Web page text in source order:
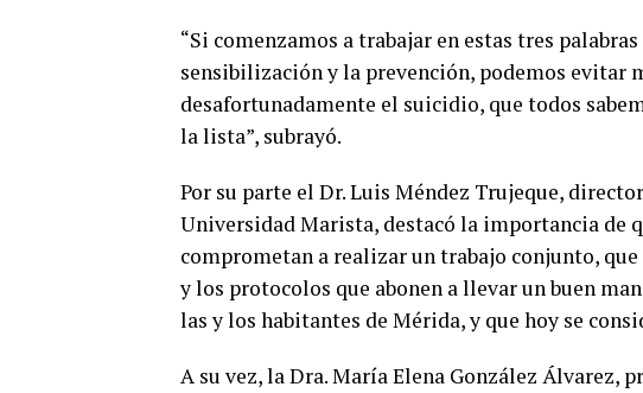
“Si comenzamos a trabajar en estas tres
sensibilización y la prevención, podemos evitar
desafortunadamente el suicidio, que todos
la lista”, subrayó.
Por su parte el Dr. Luis Méndez Trujeque,
Universidad Marista, destacó la importancia de
comprometan a realizar un trabajo conjunto,
y los protocolos que abonen a llevar un buen
las y los habitantes de Mérida, y que hoy se
A su vez, la Dra. María Elena González Álvarez,